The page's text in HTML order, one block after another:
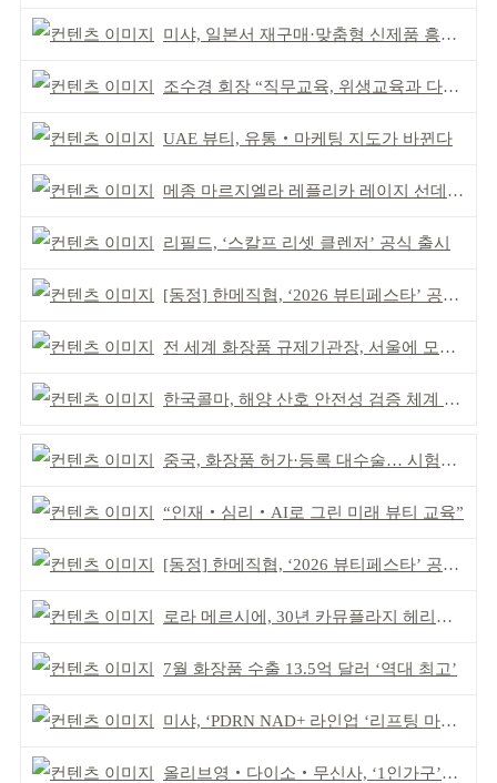
미샤, 일본서 재구매·맞춤형 신제품 흥행 ‘쌍끌이’
조수경 회장 “직무교육, 위생교육과 다르다”
UAE 뷰티, 유통‧마케팅 지도가 바뀐다
메종 마르지엘라 레플리카 레이지 선데이 모닝 디퓨저
리필드, ‘스칼프 리셋 클렌저’ 공식 출시
[동정] 한메직협, ‘2026 뷰티페스타’ 공동 주최
전 세계 화장품 규제기관장, 서울에 모인다
한국콜마, 해양 산호 안전성 검증 체계 구축
중국, 화장품 허가·등록 대수술… 시험자료 공용 허용
“인재‧심리‧AI로 그린 미래 뷰티 교육”
[동정] 한메직협, ‘2026 뷰티페스타’ 공동 주최
로라 메르시에, 30년 카뮤플라지 헤리티지 담아
7월 화장품 수출 13.5억 달러 ‘역대 최고’
미샤, ‘PDRN NAD+ 라인업 ‘리프팅 마스크’ 출시
올리브영‧다이소‧무신사, ‘1인가구’가 이끈다